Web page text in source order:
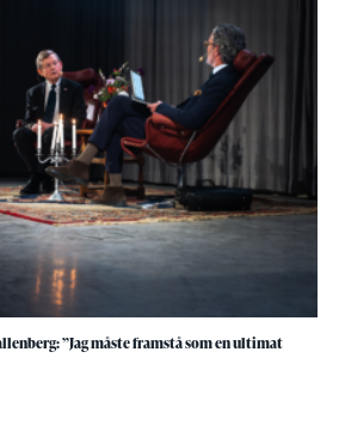
”Jag måste framstå som en ultimat